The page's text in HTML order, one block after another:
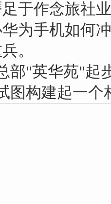
于作念旅社
为手机如何
。
部"英华苑"起
图构建起一